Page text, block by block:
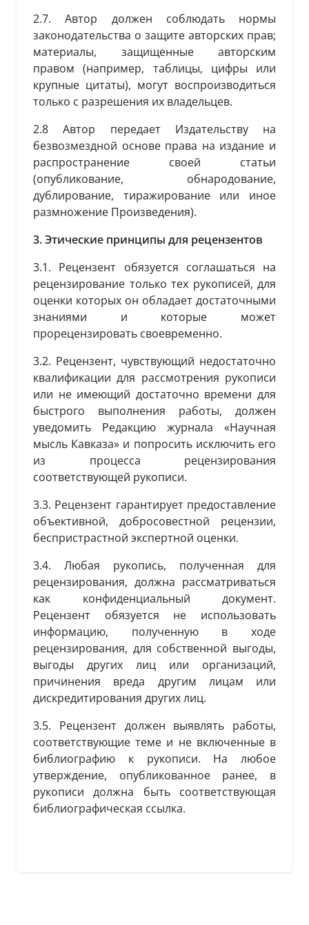
2.7. Автор должен соблюдать нормы
законодательства о защите авторских прав;
материалы, защищенные авторским
правом (например, таблицы, цифры или
крупные цитаты), могут воспроизводиться
только с разрешения их владельцев.
2.8 Автор передает Издательству на
безвозмездной основе права на издание и
распространение своей статьи
(опубликование, обнародование,
дублирование, тиражирование или иное
размножение Произведения).
3. Этические принципы для рецензентов
3.1. Рецензент обязуется соглашаться на
рецензирование только тех рукописей, для
оценки которых он обладает достаточными
знаниями и которые может
прорецензировать своевременно.
3.2. Рецензент, чувствующий недостаточно
квалификации для рассмотрения рукописи
или не имеющий достаточно времени для
быстрого выполнения работы, должен
уведомить Редакцию журнала «Научная
мысль Кавказа» и попросить исключить его
из процесса рецензирования
соответствующей рукописи.
3.3. Рецензент гарантирует предоставление
объективной, добросовестной рецензии,
беспристрастной экспертной оценки.
3.4. Любая рукопись, полученная для
рецензирования, должна рассматриваться
как конфиденциальный документ.
Рецензент обязуется не использовать
информацию, полученную в ходе
рецензирования, для собственной выгоды,
выгоды других лиц или организаций,
причинения вреда другим лицам или
дискредитирования других лиц.
3.5. Рецензент должен выявлять работы,
соответствующие теме и не включенные в
библиографию к рукописи. На любое
утверждение, опубликованное ранее, в
рукописи должна быть соответствующая
библиографическая ссылка.